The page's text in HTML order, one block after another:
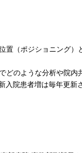
置（ポジショニング
のような分析や院内
入院患者増は毎年更